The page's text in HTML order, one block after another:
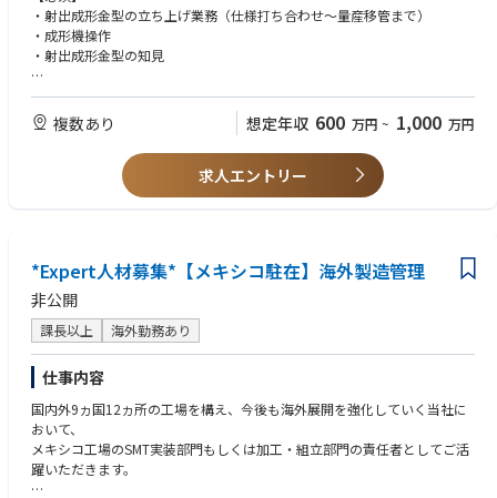
・新規金型メーカーの開拓
・品質目標管理、計画と結果分析、改善活動
【組織】
【成形機】
ファナック製（15t～100t）
■入社後の研修に関して■
・射出成形金型の立ち上げ業務（仕様打ち合わせ～量産移管まで）
・成形機操作
・射出成形金型の知見
【歓迎】
・プラスチック成形技能士2級以上
・語学力（英語またはベトナム語）
複数あり 想定年収 600 万円 ~ 1,000 万円
求人エントリー
*Expert人材募集*【メキシコ駐在】海外製造管理
非公開
課長以上 海外勤務あり
仕事内容
国内外9ヵ国12ヵ所の工場を構え、今後も海外展開を強化していく当社に
おいて、
メキシコ⼯場のSMT実装部⾨もしくは加⼯・組⽴部⾨の責任者としてご活
躍いただきます。